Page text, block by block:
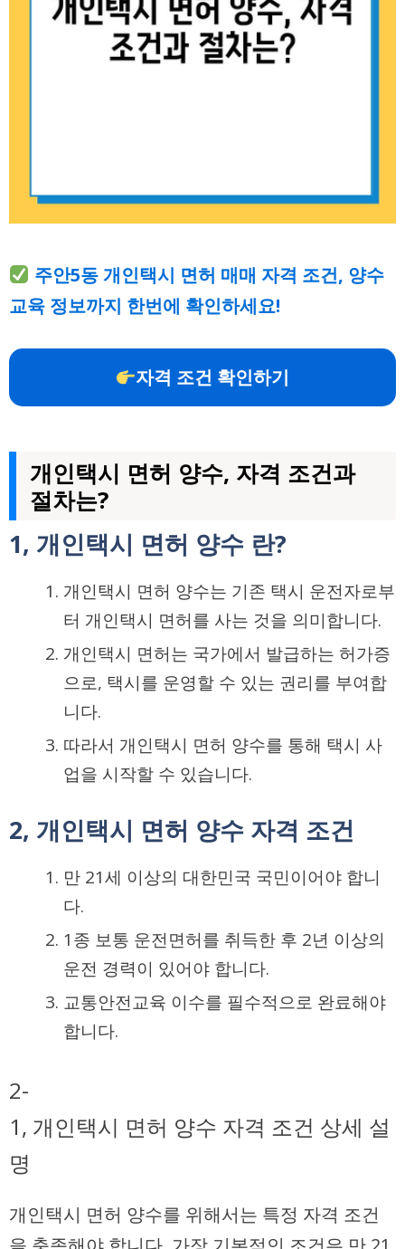
주안5동 개인택시 면허 매매 자격 조건, 양수
교육 정보까지 한번에 확인하세요!
자격 조건 확인하기
개인택시 면허 양수, 자격 조건과
절차는?
1, 개인택시 면허 양수 란?
개인택시 면허 양수는 기존 택시 운전자로부
터 개인택시 면허를 사는 것을 의미합니다.
개인택시 면허는 국가에서 발급하는 허가증
으로, 택시를 운영할 수 있는 권리를 부여합
니다.
따라서 개인택시 면허 양수를 통해 택시 사
업을 시작할 수 있습니다.
2, 개인택시 면허 양수 자격 조건
만 21세 이상의 대한민국 국민이어야 합니
다.
1종 보통 운전면허를 취득한 후 2년 이상의
운전 경력이 있어야 합니다.
교통안전교육 이수를 필수적으로 완료해야
합니다.
2-
1, 개인택시 면허 양수 자격 조건 상세 설
명
개인택시 면허 양수를 위해서는 특정 자격 조건